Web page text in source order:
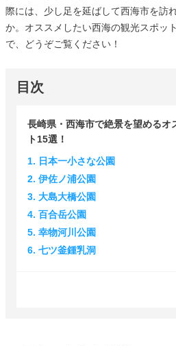
際には、少し足を延ばして西海市を訪
か。オススメしたい西海の観光スポッ
で、どうぞご覧ください！
目次
長崎県・西海市で絶景を望めるオ
ト15選！
1. 日本一小さな公園
2. 伊佐ノ浦公園
3. 大島大橋公園
4. 百合岳公園
5. 幸物河川公園
6. 七ツ釜鍾乳洞